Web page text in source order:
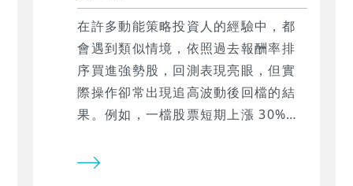
在許多動能策略投資人的經驗中，都
會遇到類似情境，依照過去報酬率排
序買進強勢股，回測表現亮眼，但實
際操作卻常出現追高波動後回檔的結
果。例如，一檔股票短期上漲 30%，
另一檔僅上漲 10%，但走勢穩定且延